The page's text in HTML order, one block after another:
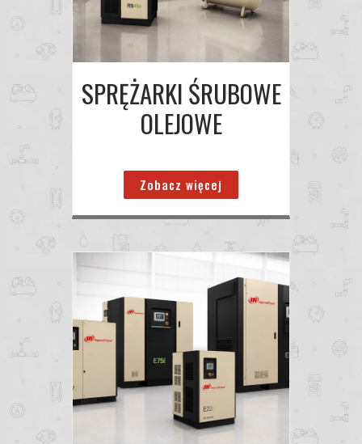
SPRĘŻARKI ŚRUBOWE
OLEJOWE
Zobacz więcej